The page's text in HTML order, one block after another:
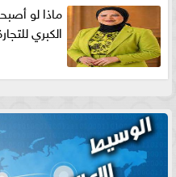
ماذا لو
الكبري